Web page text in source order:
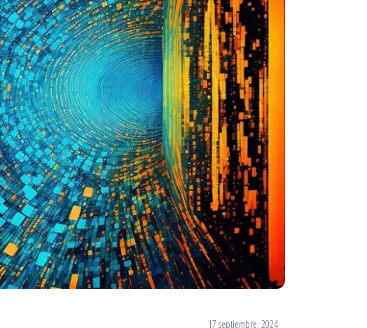
17 septiembre, 2024